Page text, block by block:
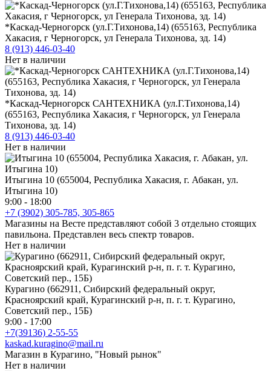
*Каскад-Черногорск (ул.Г.Тихонова,14) (655163, Республика
Хакасия, г Черногорск, ул Генерала Тихонова, зд. 14)
8 (913) 446-03-40
Нет в наличии
*Каскад-Черногорск САНТЕХНИКА (ул.Г.Тихонова,14)
(655163, Республика Хакасия, г Черногорск, ул Генерала
Тихонова, зд. 14)
8 (913) 446-03-40
Нет в наличии
Итыгина 10 (655004, Республика Хакасия, г. Абакан, ул.
Итыгина 10)
9:00 - 18:00
+7 (3902) 305-785, 305-865
Магазины на Весте представляют собой 3 отдельно стоящих
павильона. Представлен весь спектр товаров.
Нет в наличии
Курагино (662911, Сибирский федеральный округ,
Красноярский край, Курагинский р-н, п. г. т. Курагино,
Советский пер., 15Б)
9:00 - 17:00
+7(39136) 2-55-55
kaskad.kuragino@mail.ru
Магазин в Курагино, "Новый рынок"
Нет в наличии